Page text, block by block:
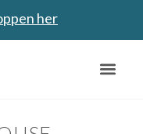
her